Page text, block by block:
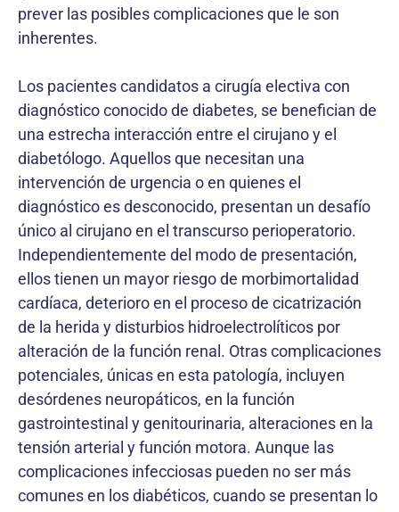
prever las posibles complicaciones que le son
inherentes.
Los pacientes candidatos a cirugía electiva con
diagnóstico conocido de diabetes, se benefician de
una estrecha interacción entre el cirujano y el
diabetólogo. Aquellos que necesitan una
intervención de urgencia o en quienes el
diagnóstico es desconocido, presentan un desafío
único al cirujano en el transcurso perioperatorio.
Independientemente del modo de presentación,
ellos tienen un mayor riesgo de morbimortalidad
cardíaca, deterioro en el proceso de cicatrización
de la herida y disturbios hidroelectrolíticos por
alteración de la función renal. Otras complicaciones
potenciales, únicas en esta patología, incluyen
desórdenes neuropáticos, en la función
gastrointestinal y genitourinaria, alteraciones en la
tensión arterial y función motora. Aunque las
complicaciones infecciosas pueden no ser más
comunes en los diabéticos, cuando se presentan lo